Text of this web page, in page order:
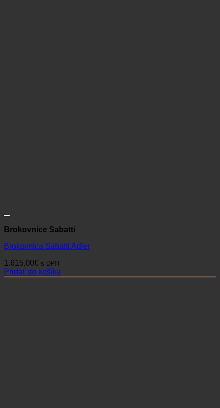
Brokovnice Sabatti
Brokovnica Sabatti Adler
1.615,00€ s DPH
Pridať do košíka